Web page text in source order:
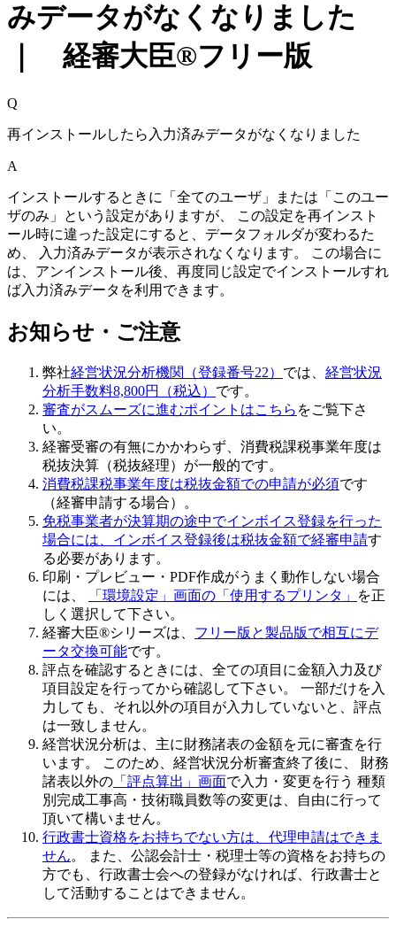
みデータがなくなりました
｜ 経審大臣®フリー版
Q
再インストールしたら入力済みデータがなくなりました
A
インストールするときに「全てのユーザ」または「このユー
ザのみ」という設定がありますが、 この設定を再インスト
ール時に違った設定にすると、データフォルダが変わるた
め、 入力済みデータが表示されなくなります。 この場合に
は、アンインストール後、再度同じ設定でインストールすれ
ば入力済みデータを利用できます。
お知らせ・ご注意
弊社経営状況分析機関（登録番号22） では、 経営状況
分析手数料8,800円（税込） です。
審査がスムーズに進むポイントはこちら をご覧下さ
い。
経審受審の有無にかかわらず、 消費税課税事業年度は
税抜決算（税抜経理） が一般的です。
消費税課税事業年度は税抜金額での申請が必須です
（経審申請する場合）。
免税事業者が決算期の途中でインボイス登録を行った
場合には、インボイス登録後は税抜金額で経審申請す
る必要があります。
印刷・プレビュー・PDF作成がうまく動作しない場合
には、
「環境設定」画面の「使用するプリンタ」
を正
しく選択して下さい。
経審大臣®シリーズは、 フリー版と製品版で相互にデ
ータ交換可能です。
評点を確認するときには、全ての項目に金額入力及び
項目設定を行ってから確認して下さい。 一部だけを入
力しても、それ以外の項目が入力していないと、評点
は一致しません。
経営状況分析は、主に財務諸表の金額を元に審査を行
います。 このため、 経営状況分析審査終了後に、 財務
諸表以外の 「評点算出」画面で入力・変更を行う 種類
別完成工事高・技術職員数等の変更は、自由に行って
頂いて構いません。
行政書士資格をお持ちでない方は、代理申請はできま
せん。 また、公認会計士・税理士等の資格をお持ちの
方でも、行政書士会への登録がなければ、行政書士と
して活動することはできません。